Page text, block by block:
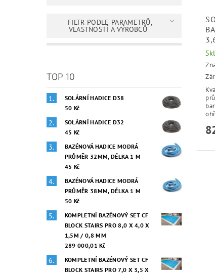
FILTR PODLE PARAMETRŮ,
VLASTNOSTÍ A VÝROBCŮ
TOP 10
SOLÁRNÍ HADICE D38
50 Kč
SOLÁRNÍ HADICE D32
45 Kč
BAZÉNOVÁ HADICE MODRÁ
PRŮMĚR 32MM, DÉLKA 1 M
45 Kč
BAZÉNOVÁ HADICE MODRÁ
PRŮMĚR 38MM, DÉLKA 1 M
50 Kč
KOMPLETNÍ BAZÉNOVÝ SET CF
BLOCK STAIRS PRO 8,0 X 4,0 X
1,5M / 0,8 MM
289 000,01 Kč
KOMPLETNÍ BAZÉNOVÝ SET CF
BLOCK STAIRS PRO 7,0 X 3,5 X